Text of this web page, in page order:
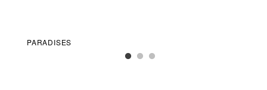
PARADISES